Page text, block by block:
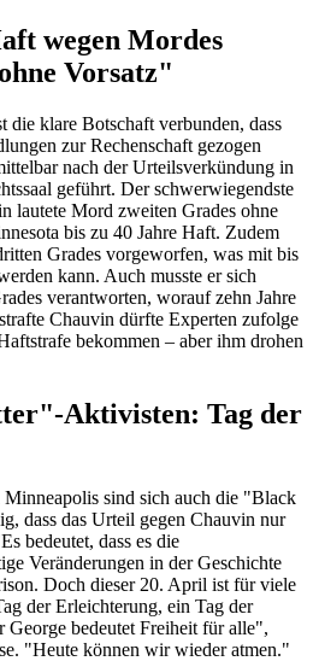
wegen Mordes
Vorsatz"
klare Botschaft verbunden, dass
zur Rechenschaft gezogen
nach der Urteilsverkündung in
geführt. Der schwerwiegendste
lautete Mord zweiten Grades ohne
bis zu 40 Jahre Haft. Zudem
Grades vorgeworfen, was mit bis
kann. Auch musste er sich
verantworten, worauf zehn Jahre
Chauvin dürfte Experten zufolge
bekommen – aber ihm drohen
Aktivisten: Tag der
sind sich auch die "Black
dass das Urteil gegen Chauvin nur
bedeutet, dass es die
Veränderungen in der Geschichte
Doch dieser 20. April ist für viele
der Erleichterung, ein Tag der
bedeutet Freiheit für alle",
"Heute können wir wieder atmen."